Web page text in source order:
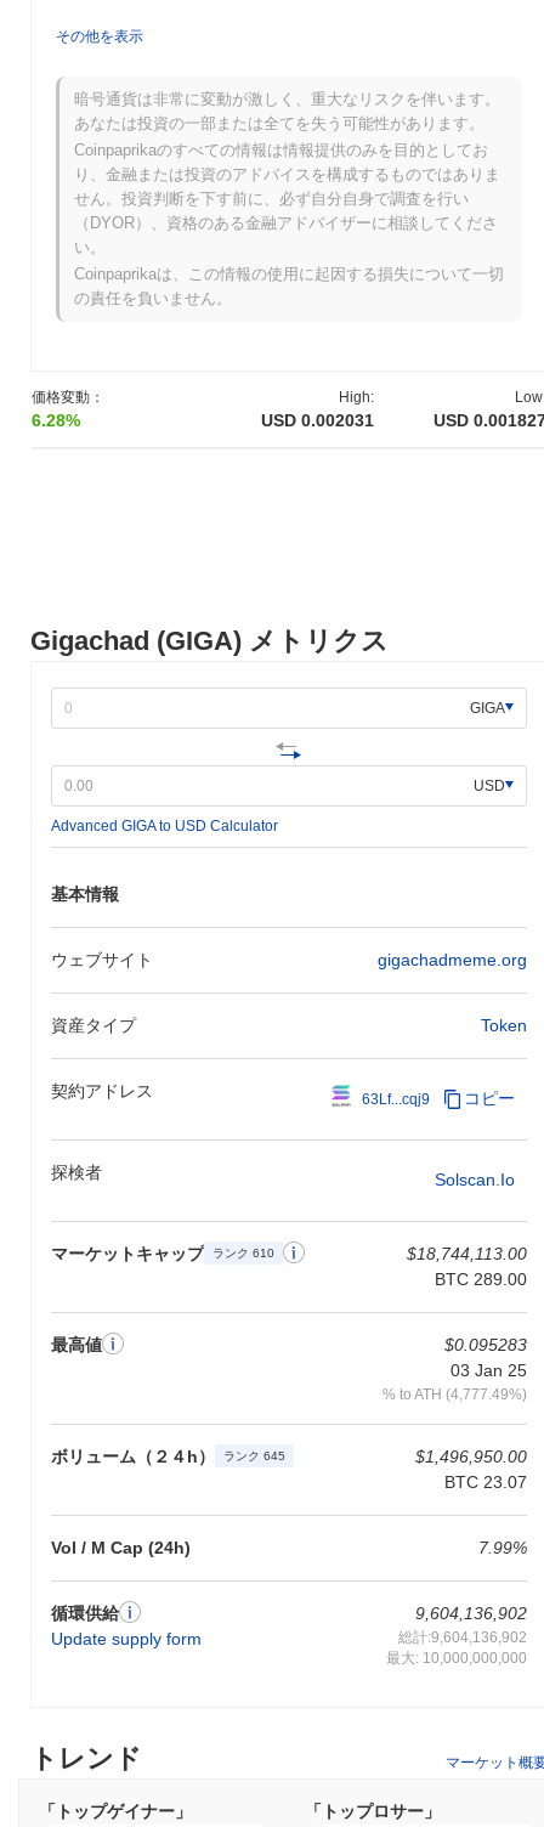
Gigachad (GIGA) メトリクス
GIGA
USD
Advanced GIGA to USD Calculator
基本情報
ウェブサイト gigachadmeme.org
資産タイプ Token
契約アドレス 63Lf...cqj9 コピー
探検者 Solscan.io
マーケットキャップ ランク 610
$18,744,113.00
BTC 289.00
最高値
$0.095283
03 Jan 25
% to ATH (4,777.49%)
ボリューム（２４h） ランク 645
$1,496,950.00
BTC 23.07
Vol / M Cap (24h) 7.99%
循環供給
Update supply form
9,604,136,902
総計:9,604,136,902
最大: 10,000,000,000
価格変動：
6.28%
High:
USD 0.002031 USD
意思決定プロセスに影響を与えることを可能にします。 ギガチャ
合させる独自の焦点を持ち、ユーザー体験と関与を優先するコミ
ュニティ主導のエコシステムを育成することで際立っています。
この革新的なアプローチにより、ギガチャドは分散型アプリケー
ションの進化する風景において重要なプレーヤーとして位置付け
られ、ユーザーが一つのプラットフォーム内で社会的なつながり
と金融の機会を求めるニーズに応えています。
ギガチャドはいつ、どのように始まりましたか？
ギガチャドは2022年4月に設立チームがホワイトペーパーを発表
し、プロジェクトのビジョンと技術的枠組みを概説したことから
フォームを洗練させるために重要でした。 メインネットは2022年
10月に稼働を開始し、プロジェクトが完全に運用可能なブロック
舞台を整えました。
公式のアップデートによると、ギガチャドは2024年第1四半期に
予定されている重要なプロトコルアップグレードの準備を進めて
おり、スケーラビリティとパフォーマンスの向上を目指していま
す。このアップグレードでは、ユーザー体験と取引効率を改善す
るための新機能が導入される予定です。さらに、チームは今後数
ヶ月で発表される予定の戦略的パートナーシップに取り組んでお
り、これによりギガチャドのエコシステムとユーザーベースがさ
ミュニティの関与とガバナンスの強化を強調する広範なロードマ
ップの一部であり、進捗は公式チャネルを通じて追跡されていま
す。今後のマイルストーンは、ギガチャドの市場での地位を固
め、ユーザーにとっての有用性を高めることを目指しています。
ギガチャドの特徴は何ですか？
ギガチャドは、従来のブロックチェーンソリューションと比較し
て、取引スループットを向上させ、レイテンシを低減する革新的
なレイヤー2（L2）アーキテクチャを通じて際立っています。こ
ガチャドは、プルーフ・オブ・ステークと委任プルーフ・オブ・
れており、取引の検証におけるセキュリティと効率を確保してい
ます。 エコシステムは、他のブロックチェーンネットワークとの
シームレスな相互作用を促進するクロスチェーン機能に焦点を当
簡素化され、エコシステム内での分散型アプリケーション
（dApps）の作成が奨励されます。 ギガチャドはまた、トークン
保有者がプロトコルのアップグレードやエコシステムのイニシア
なプレーヤーとの戦略的パートナーシップは、その可視性と有用
性を高め、ギガチャドを分散型金融とブロックチェーン技術の進
化する風景における重要な貢献者として位置付けています。
ギガチャドで何ができますか？
用途を持っています。主に取引手数料に使用され、ユーザーが価
値を送信し、プラットフォーム上に構築された分散型アプリケー
ション（dApps）と相互作用することを可能にします。GIGAの保
GIGAの保有者は、ガバナンス提案や投票に参加する能力を持
ち、プロジェクトの将来の方向性に影響を与えることができま
テムと統合するためのツールとリソースを提供し、エコシステム
その他を表示
暗号通貨は非常に変動が激しく、重大なリスクを伴います。
あなたは投資の一部または全てを失う可能性があります。
Coinpaprikaのすべての情報は情報提供のみを目的としてお
り、金融または投資のアドバイスを構成するものではありま
せん。投資判断を下す前に、必ず自分自身で調査を行い
（DYOR）、資格のある金融アドバイザーに相談してくださ
い。
Coinpaprikaは、この情報の使用に起因する損失について一切
の責任を負いません。
トレンド マーケット概
「トップゲイナー」 「トップロサー」